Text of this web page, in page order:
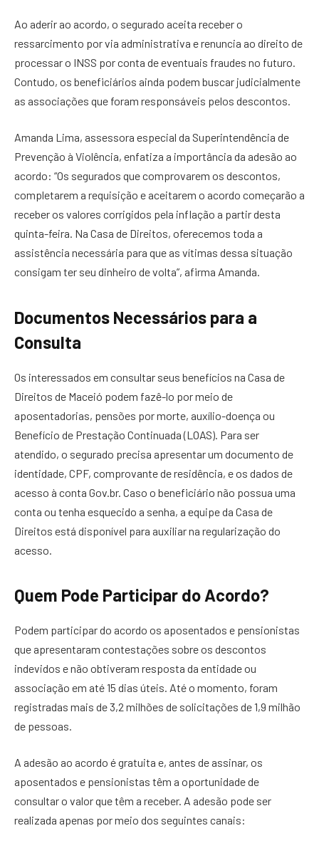
Ao aderir ao acordo, o segurado aceita receber o
ressarcimento por via administrativa e renuncia ao direito de
processar o INSS por conta de eventuais fraudes no futuro.
Contudo, os beneficiários ainda podem buscar judicialmente
as associações que foram responsáveis pelos descontos.
Amanda Lima, assessora especial da Superintendência de
Prevenção à Violência, enfatiza a importância da adesão ao
acordo: “Os segurados que comprovarem os descontos,
completarem a requisição e aceitarem o acordo começarão a
receber os valores corrigidos pela inflação a partir desta
quinta-feira. Na Casa de Direitos, oferecemos toda a
assistência necessária para que as vítimas dessa situação
consigam ter seu dinheiro de volta”, afirma Amanda.
Documentos Necessários para a
Consulta
Os interessados em consultar seus benefícios na Casa de
Direitos de Maceió podem fazê-lo por meio de
aposentadorias, pensões por morte, auxílio-doença ou
Benefício de Prestação Continuada (LOAS). Para ser
atendido, o segurado precisa apresentar um documento de
identidade, CPF, comprovante de residência, e os dados de
acesso à conta Gov.br. Caso o beneficiário não possua uma
conta ou tenha esquecido a senha, a equipe da Casa de
Direitos está disponível para auxiliar na regularização do
acesso.
Quem Pode Participar do Acordo?
Podem participar do acordo os aposentados e pensionistas
que apresentaram contestações sobre os descontos
indevidos e não obtiveram resposta da entidade ou
associação em até 15 dias úteis. Até o momento, foram
registradas mais de 3,2 milhões de solicitações de 1,9 milhão
de pessoas.
A adesão ao acordo é gratuita e, antes de assinar, os
aposentados e pensionistas têm a oportunidade de
consultar o valor que têm a receber. A adesão pode ser
realizada apenas por meio dos seguintes canais: